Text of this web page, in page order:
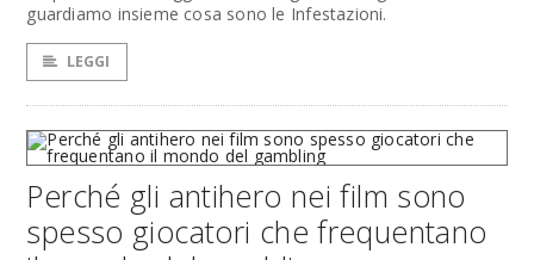
guardiamo insieme cosa sono le Infestazioni.
LEGGI
Perché gli antihero nei film sono
spesso giocatori che frequentano